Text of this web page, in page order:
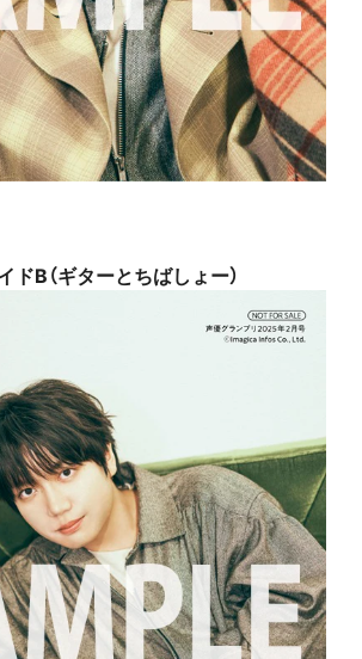
B（ギターとちばしょー）